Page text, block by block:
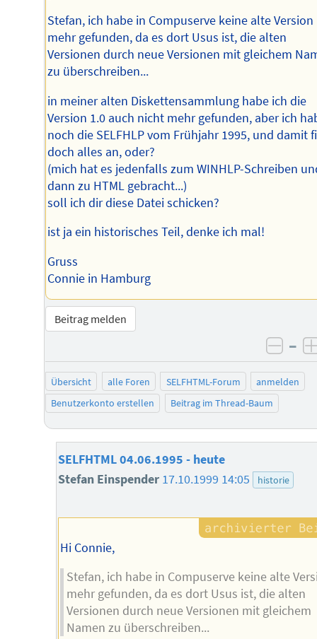
Stefan, ich habe in Compuserve keine alte Version
mehr gefunden, da es dort Usus ist, die alten
Versionen durch neue Versionen mit gleichem
zu überschreiben...
in meiner alten Diskettensammlung habe ich die
Version 1.0 auch nicht mehr gefunden, aber ich
noch die SELFHLP vom Frühjahr 1995, und damit
doch alles an, oder?
(mich hat es jedenfalls zum WINHLP-Schreiben
dann zu HTML gebracht...)
soll ich dir diese Datei schicken?
ist ja ein historisches Teil, denke ich mal!
Gruss
Connie in Hamburg
Beitrag melden
–
Übersicht alle Foren SELFHTML-Forum
anmelden
Benutzerkonto erstellen
Beitrag im Thread-Baum
SELFHTML 04.06.1995 - heute
Stefan Einspender 17.10.1999 14:05 historie
Hi Connie,
Stefan, ich habe in Compuserve keine alte
mehr gefunden, da es dort Usus ist, die alten
Versionen durch neue Versionen mit gleichem
Namen zu überschreiben...